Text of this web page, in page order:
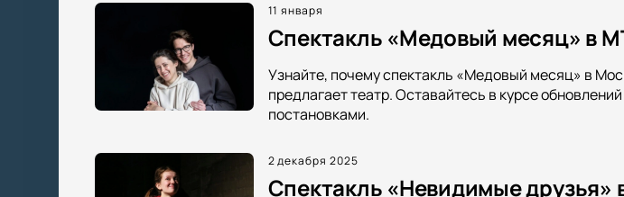
11 января
Спектакль «Медовый месяц» в
Узнайте, почему спектакль «Медовый месяц» в
предлагает театр. Оставайтесь в курсе
постановками.
2 декабря 2025
Спектакль «Невидимые